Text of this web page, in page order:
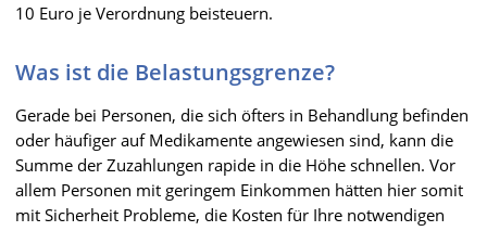
10 Euro je Verordnung beisteuern.
Was ist die Belastungsgrenze?
Gerade bei Personen, die sich öfters in Behandlung befinden
oder häufiger auf Medikamente angewiesen sind, kann die
Summe der Zuzahlungen rapide in die Höhe schnellen. Vor
allem Personen mit geringem Einkommen hätten hier somit
mit Sicherheit Probleme, die Kosten für Ihre notwendigen